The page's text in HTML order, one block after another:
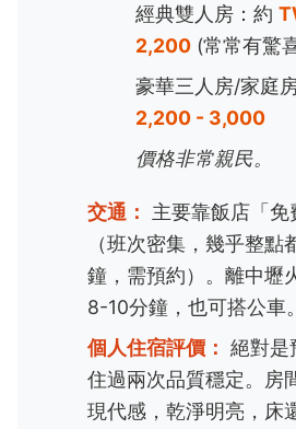
經典雙人房：約
2,200 (常常有驚
豪華三人房/家庭
2,200 - 3,000
價格非常親民。
交通：
主要靠飯店「免
（班次密集，幾乎整
鐘，需預約）。離中壢
8-10分鐘，也可搭公車。
個人住宿評價： 絕對是
住過兩次品質穩定。房
現代感，乾淨明亮，床